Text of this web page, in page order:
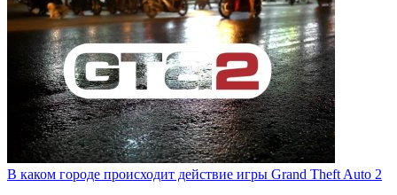
В каком городе происходит действие игры Grand Theft Auto 2